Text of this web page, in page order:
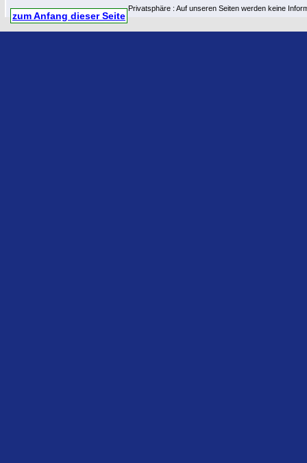
Privatsphäre : Auf unseren Seiten werden keine
zum Anfang dieser Seite